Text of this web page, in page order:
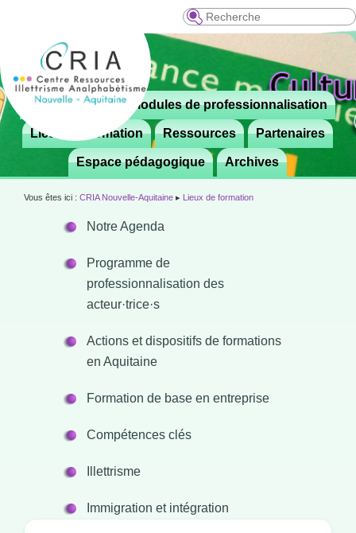
Recherche
Menu
principal
Aller
contenu
principal
 Le CRIA Modules de professionnalisation
Lieux de formation Ressources Partenaires
Espace pédagogique Archives
Vous êtes ici : CRIA Nouvelle-Aquitaine ▸ Lieux de formation
Notre Agenda
Programme de
professionnalisation des
acteur·trice·s
Actions et dispositifs de formations
en Aquitaine
Formation de base en entreprise
Compétences clés
Illettrisme
Immigration et intégration